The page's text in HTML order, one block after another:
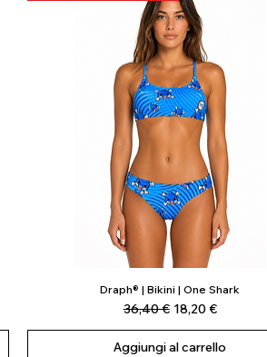
Vista rapida
Draph® | Bikini | One Shark
Prezzo regolare
36,40 € Prezzo scontato
18,20 €
Aggiungi al carrello